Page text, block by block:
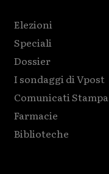
Elezioni
Speciali
Dossier
I sondaggi di Vpost
Comunicati Stampa
Farmacie
Biblioteche